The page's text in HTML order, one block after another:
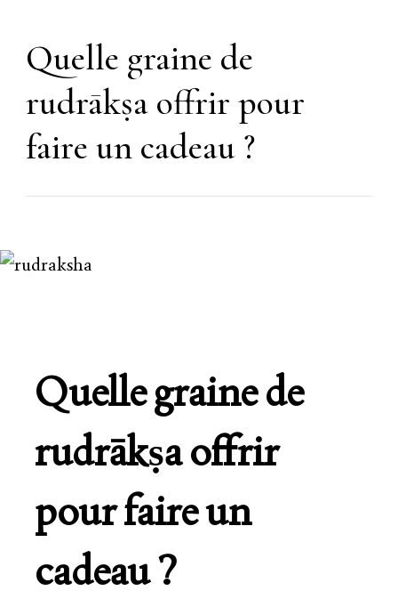
Quelle graine de
rudrākṣa offrir pour
faire un cadeau ?
Quelle graine de
rudrākṣa offrir
pour faire un
cadeau ?